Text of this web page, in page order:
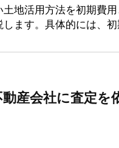
地活用方法を初期費
ます。具体的には、
産会社に査定を